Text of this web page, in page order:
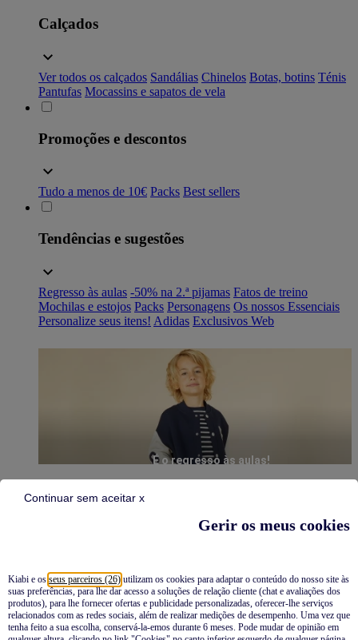
Gerir os meus cookies
Kiabi e os seus parceiros (26) utilizam os cookies para adaptar o conteúdo do nosso site às
suas preferências, para lhe dar acesso a soluções de relação cliente (chat e avaliações dos
produtos), para lhe fornecer ofertas e publicidade personalizadas, oferecer-lhe serviços
relacionados com as redes sociais, além de realizar medições de desempenho. Uma vez que
tenha feito a sua escolha, conservá-la-emos durante 6 meses. Pode mudar de opinião em
Continuar sem aceitar x
Calçados
Ver todos os calçados Sandálias Chinelos Botas, botins Ténis
Pantufas Mocassins e sapatos de vela
Promoções e descontos
Tudo a menos de 10€ Packs Best sellers
Tendências e sugestões
Regresso às aulas -50% na 2.ª pijamas Fatos de treino
Mochilas e estojos Packs Personagens Os nossos Essenciais
Personalize seus itens! Adidas Exclusivos Web
É o regresso às aulas!
Pijamas
Novidades